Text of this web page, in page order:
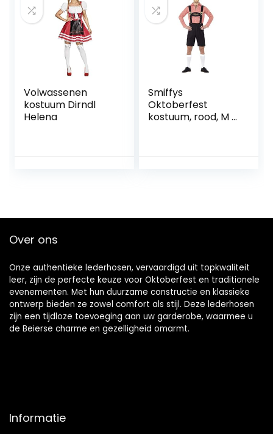
Volwassenen
kostuum Dirndl
Helena
Smiffys
Oktoberfest
kostuum, rood, M –
Over ons
Onze authentieke lederhosen, vervaardigd uit topkwaliteit
leer, zijn de perfecte keuze voor Oktoberfest en traditionele
evenementen. Met hun duurzame constructie en klassieke
ontwerp bieden ze zowel comfort als stijl. Deze lederhosen
zijn een tijdloze toevoeging aan uw garderobe, waarmee u
de Beierse charme en gezelligheid omarmt.
Informatie